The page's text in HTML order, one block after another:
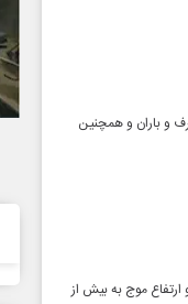
کشور با بارش برف و باران و همچنین
سرعت وزش باد و ارتفاع موج به بیش از